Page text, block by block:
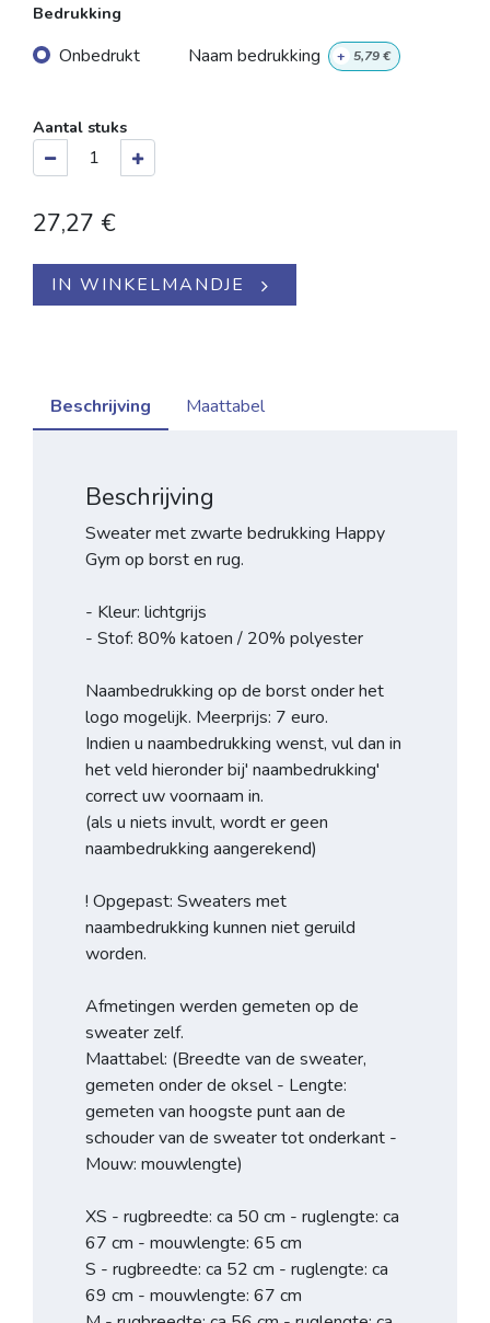
Bedrukking
Onbedrukt Naam bedrukking + 5,79€
Aantal stuks
27,27 €
IN WINKELMANDJE
Beschrijving Maattabel
Beschrijving
Sweater met zwarte bedrukking Happy
Gym op borst en rug.
- Kleur: lichtgrijs
- Stof: 80% katoen / 20% polyester
Naambedrukking op de borst onder het
logo mogelijk. Meerprijs: 7 euro.
Indien u naambedrukking wenst, vul dan in
het veld hieronder bij' naambedrukking'
correct uw voornaam in.
(als u niets invult, wordt er geen
naambedrukking aangerekend)
! Opgepast: Sweaters met
naambedrukking kunnen niet geruild
worden.
Afmetingen werden gemeten op de
sweater zelf.
Maattabel: (Breedte van de sweater,
gemeten onder de oksel - Lengte:
gemeten van hoogste punt aan de
schouder van de sweater tot onderkant -
Mouw: mouwlengte)
XS - rugbreedte: ca 50 cm - ruglengte: ca
67 cm - mouwlengte: 65 cm
S - rugbreedte: ca 52 cm - ruglengte: ca
69 cm - mouwlengte: 67 cm